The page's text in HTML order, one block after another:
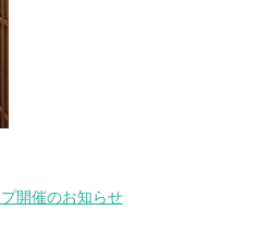
開催のお知らせ